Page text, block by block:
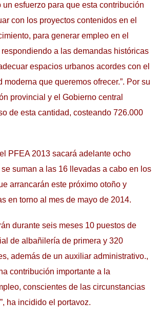
un esfuerzo para que esta contribución
con los proyectos contenidos en el
para generar empleo en el
a las demandas históricas
espacios urbanos acordes con el
moderna que queremos ofrecer.”. Por su
provincial y el Gobierno central
de esta cantidad, costeando 726.000
PFEA 2013 sacará adelante ocho
suman a las 16 llevadas a cabo en los
arrancarán este próximo otoño y
en torno al mes de mayo de 2014.
durante seis meses 10 puestos de
de albañilería de primera y 320
además de un auxiliar administrativo.,
contribución importante a la
conscientes de las circunstancias
ha incidido el portavoz.